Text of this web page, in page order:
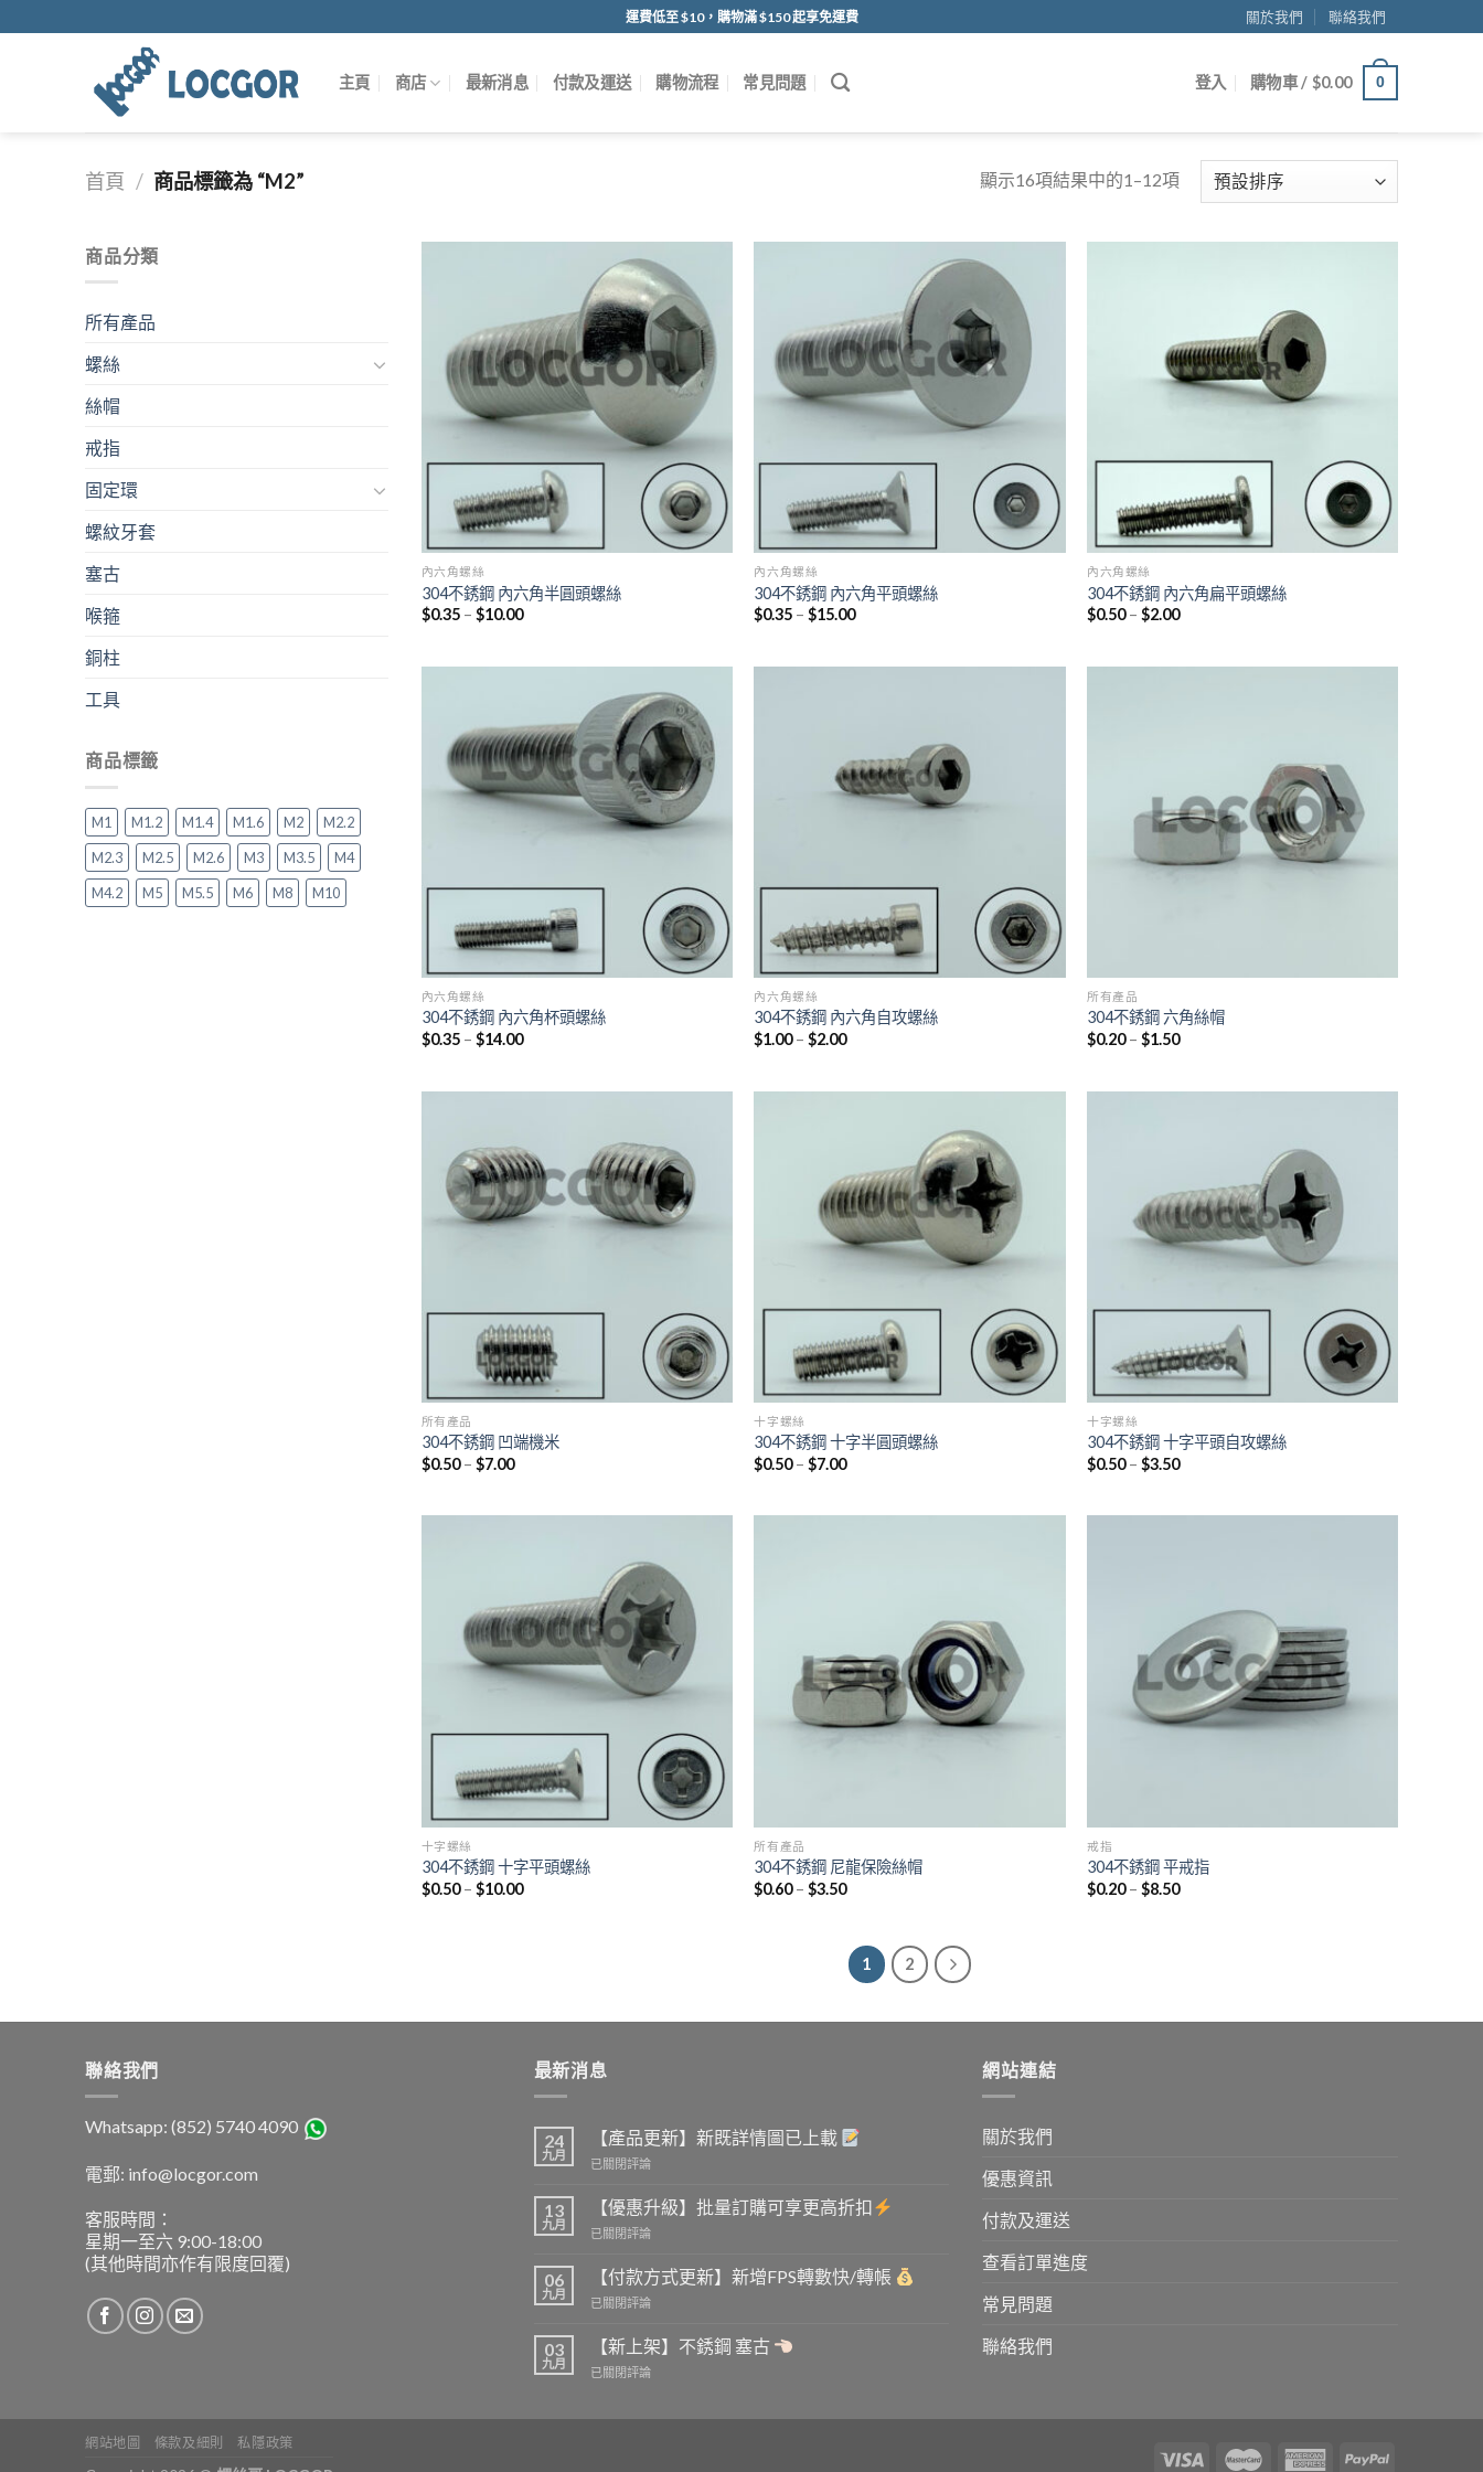
to
運費低至 $10，購物滿 $150 起享免運費 關於我們 聯絡我們
主頁 商店 最新消息 付款及運送 購物流程 常見問題 登入 購物車 / $0.00 0
首頁 / 商品標籤為 “M2” 顯示16項結果中的1–12項
商品分類
所有產品
螺絲
絲帽
戒指
固定環
螺紋牙套
塞古
喉箍
銅柱
工具
商品標籤
M1 M1.2 M1.4 M1.6 M2
M2.2
M2.3
M2.5 M2.6 M3 M3.5
M4
M4.2
M5 M5.5 M6 M8 M10
內六角螺絲
304不銹鋼 內六角半圓頭螺絲
$0.35– $10.00
內六角螺絲
304不銹鋼 內六角平頭螺絲
$0.35 –$15.00
內六角螺絲
304不銹鋼 內六角扁平頭螺絲
$0.50–$2.00
內六角螺絲
304不銹鋼 內六角杯頭螺絲
$0.35– $14.00
內六角螺絲
304不銹鋼 內六角自攻螺絲
$1.00–$2.00
所有產品
304不銹鋼 六角絲帽
$0.20–$1.50
所有產品
304不銹鋼 凹端機米
$0.50– $7.00
十字螺絲
304不銹鋼 十字半圓頭螺絲
$0.50–$7.00
十字螺絲
304不銹鋼 十字平頭自攻螺絲
$0.50–$3.50
十字螺絲
304不銹鋼 十字平頭螺絲
$0.50– $10.00
所有產品
304不銹鋼 尼龍保險絲帽
$0.60–$3.50
戒指
304不銹鋼 平戒指
$0.20–$8.50
1 2
聯絡我們
Whatsapp: (852) 5740 4090
電郵: info@locgor.com
客服時間：
星期一至六 9:00-18:00
(其他時間亦作有限度回覆)
最新消息
24
九月
【產品更新】新既詳情圖已上載
【產
新】
新
圖
載
已關閉評論
13
九月
【優惠升級】批量訂購可享更高折扣
【優
級】
批
可
更
已關閉評論
06
九月
【付款方式更新】新增FPS轉數快/轉帳
【付
更
已關閉評論
03
九月
【新上架】不銹鋼 塞古
【新
已關閉評論
網站連結
關於我們
優惠資訊
付款及運送
查看訂單進度
常見問題
聯絡我們
網站地圖 條款及細則 私隱政策